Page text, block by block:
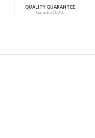
QUALITY GUARANTEE
Garantía 100%